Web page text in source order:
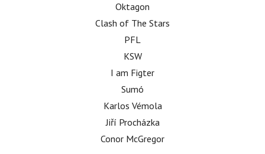
Oktagon
Clash of The Stars
PFL
KSW
I am Figter
Sumó
Karlos Vémola
Jiří Procházka
Conor McGregor